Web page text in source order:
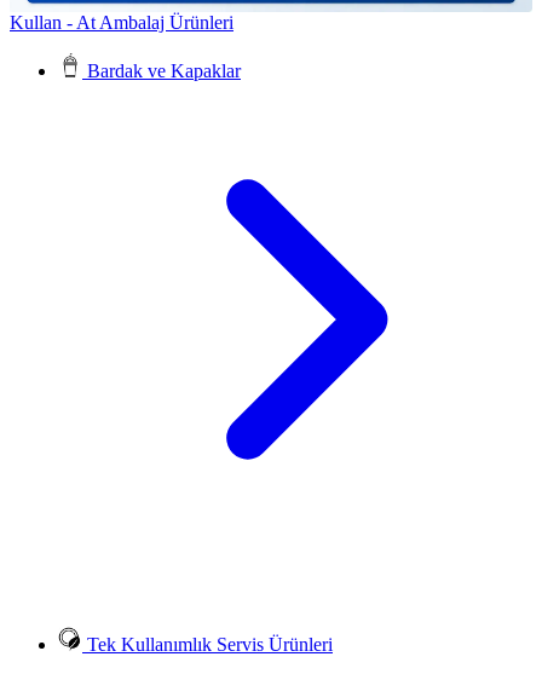
Kullan - At Ambalaj Ürünleri
Bardak ve Kapaklar
Tek Kullanımlık Servis Ürünleri